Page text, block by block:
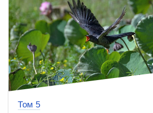
Том 5